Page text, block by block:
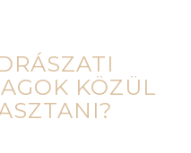
KÖZÜL